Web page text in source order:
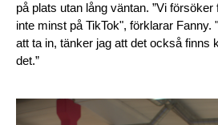
på plats utan lång väntan. ”Vi försöker
inte minst på TikTok", förklarar Fanny.
att ta in, tänker jag att det också finns
det.”